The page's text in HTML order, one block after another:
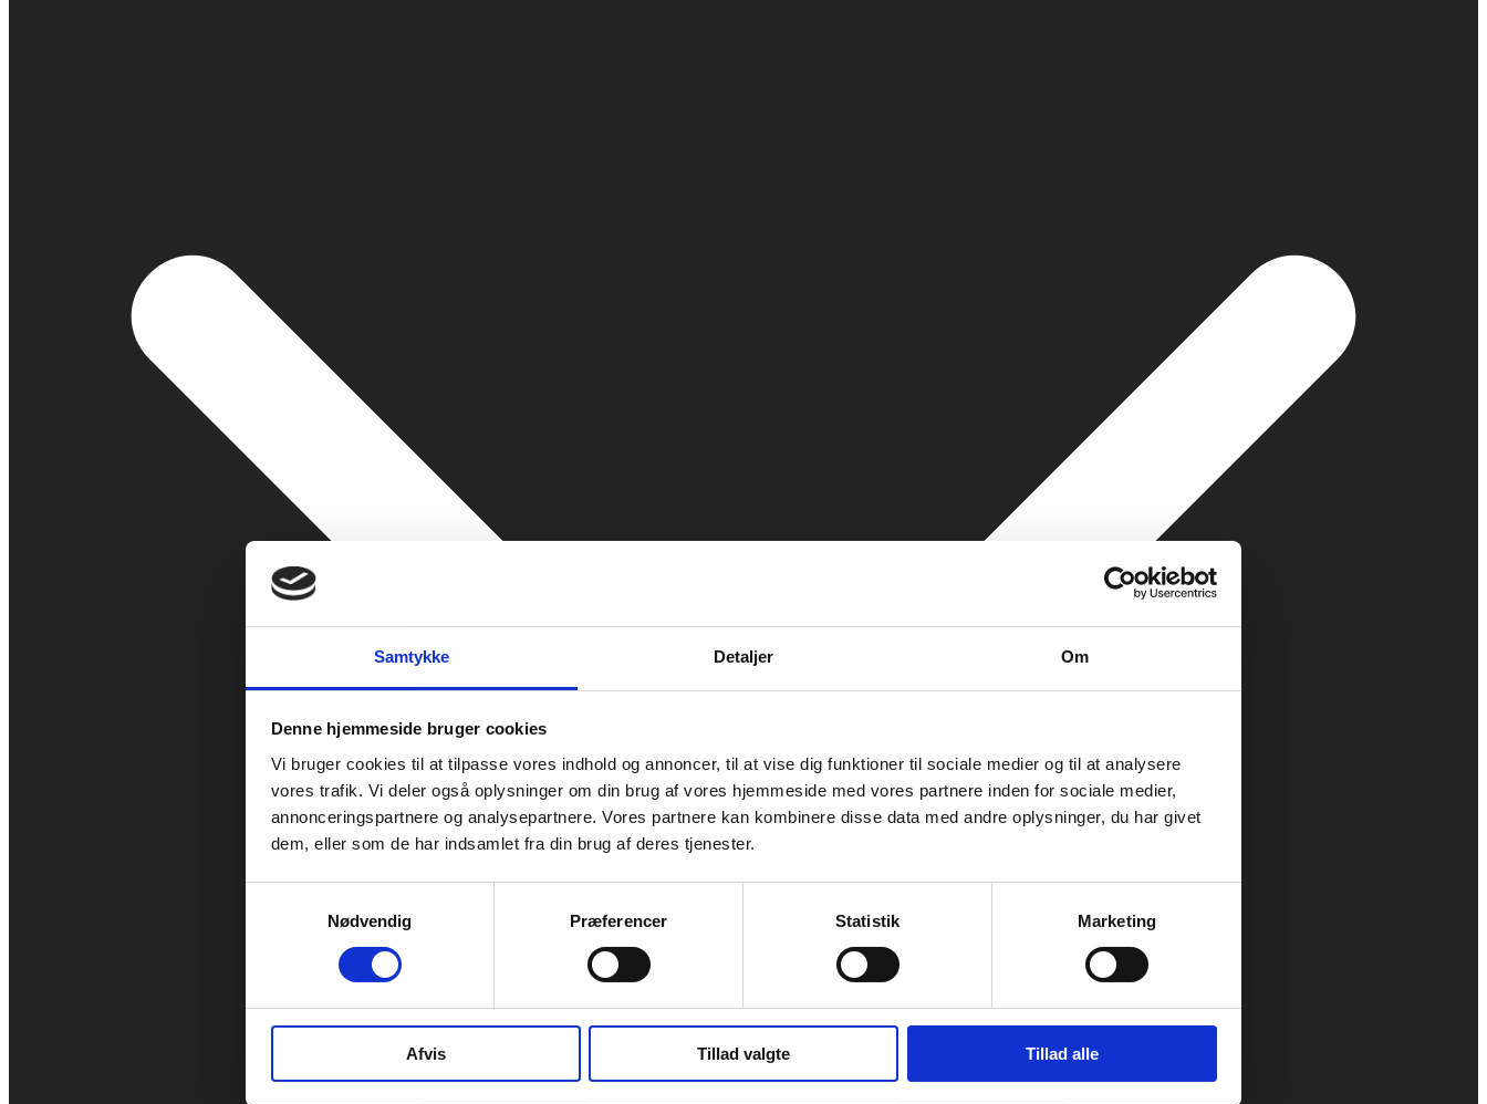
Samtykke Detaljer Om
Denne hjemmeside bruger cookies
Vi bruger cookies til at tilpasse vores indhold og annoncer, til at vise dig funktioner til sociale medier og til at analysere
vores trafik. Vi deler også oplysninger om din brug af vores hjemmeside med vores partnere inden for sociale medier,
annonceringspartnere og analysepartnere. Vores partnere kan kombinere disse data med andre oplysninger, du har givet
dem, eller som de har indsamlet fra din brug af deres tjenester.
Nødvendig
Præferencer Statistik Marketing
Afvis Tillad valgte Tillad alle